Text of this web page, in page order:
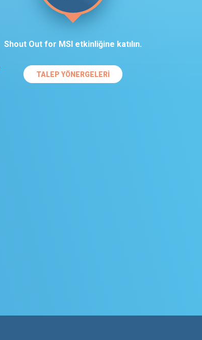
Shout Out for MSI etkinliğine katılın.
TALEP YÖNERGELERI